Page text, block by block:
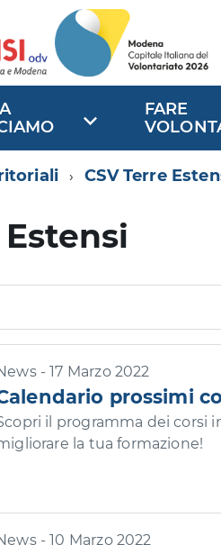
FARE
CSV Terre
Estensi
- 17 Marzo 2022
prossimi
il programma dei corsi
la tua formazione!
- 10 Marzo 2022